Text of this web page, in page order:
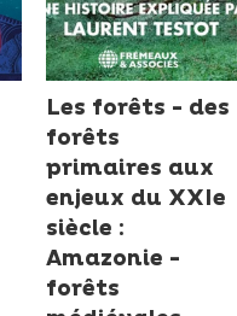
Les forêts - des
forêts
primaires aux
enjeux du XXIe
siècle :
Amazonie -
forêts